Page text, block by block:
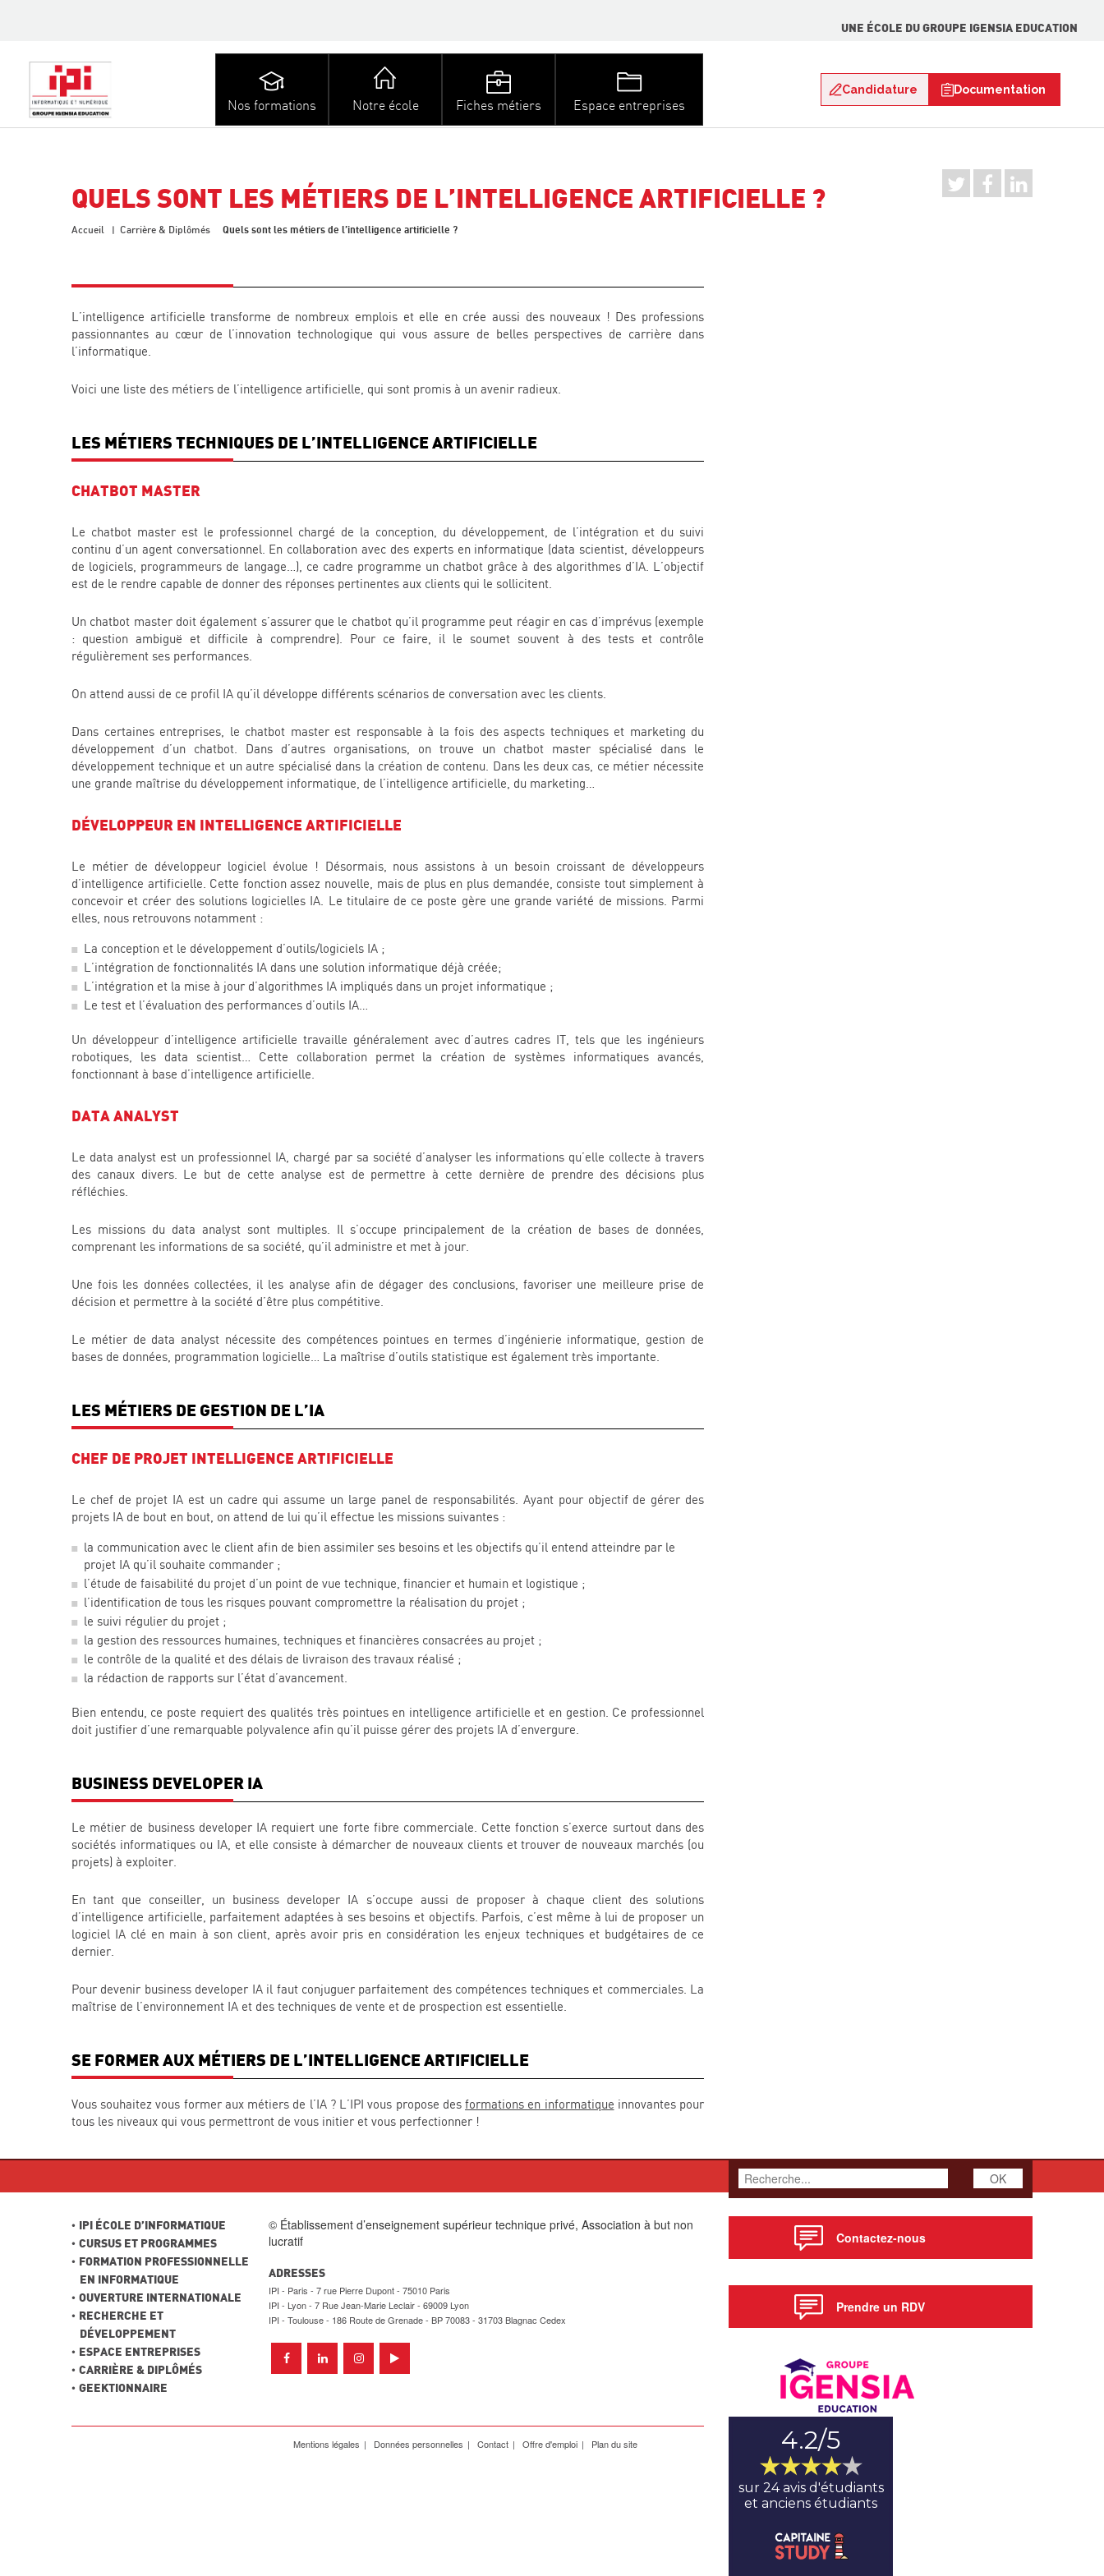
UNE ÉCOLE DU GROUPE IGENSIA EDUCATION
Nos formations Notre école Fiches métiers Espace entreprises
Candidature Documentation
QUELS SONT LES MÉTIERS DE L’INTELLIGENCE ARTIFICIELLE ?
Accueil Carrière & Diplômés Quels sont les métiers de l’intelligence artificielle ?
L’intelligence artificielle transforme de nombreux emplois et elle en crée aussi des nouveaux ! Des professions
passionnantes au cœur de l’innovation technologique qui vous assure de belles perspectives de carrière dans
l’informatique.
Voici une liste des métiers de l’intelligence artificielle, qui sont promis à un avenir radieux.
LES MÉTIERS TECHNIQUES DE L’INTELLIGENCE ARTIFICIELLE
CHATBOT MASTER
Le chatbot master est le professionnel chargé de la conception, du développement, de l’intégration et du suivi
continu d’un agent conversationnel. En collaboration avec des experts en informatique (data scientist, développeurs
de logiciels, programmeurs de langage…), ce cadre programme un chatbot grâce à des algorithmes d’IA. L’objectif
est de le rendre capable de donner des réponses pertinentes aux clients qui le sollicitent.
Un chatbot master doit également s’assurer que le chatbot qu’il programme peut réagir en cas d’imprévus (exemple
: question ambiguë et difficile à comprendre). Pour ce faire, il le soumet souvent à des tests et contrôle
régulièrement ses performances.
On attend aussi de ce profil IA qu’il développe différents scénarios de conversation avec les clients.
Dans certaines entreprises, le chatbot master est responsable à la fois des aspects techniques et marketing du
développement d’un chatbot. Dans d’autres organisations, on trouve un chatbot master spécialisé dans le
développement technique et un autre spécialisé dans la création de contenu. Dans les deux cas, ce métier nécessite
une grande maîtrise du développement informatique, de l’intelligence artificielle, du marketing…
DÉVELOPPEUR EN INTELLIGENCE ARTIFICIELLE
Le métier de développeur logiciel évolue ! Désormais, nous assistons à un besoin croissant de développeurs
d’intelligence artificielle. Cette fonction assez nouvelle, mais de plus en plus demandée, consiste tout simplement à
concevoir et créer des solutions logicielles IA. Le titulaire de ce poste gère une grande variété de missions. Parmi
elles, nous retrouvons notamment :
La conception et le développement d’outils/logiciels IA ;
L’intégration de fonctionnalités IA dans une solution informatique déjà créée;
L’intégration et la mise à jour d’algorithmes IA impliqués dans un projet informatique ;
Le test et l’évaluation des performances d’outils IA…
Un développeur d’intelligence artificielle travaille généralement avec d’autres cadres IT, tels que les ingénieurs
robotiques, les data scientist… Cette collaboration permet la création de systèmes informatiques avancés,
fonctionnant à base d’intelligence artificielle.
DATA ANALYST
Le data analyst est un professionnel IA, chargé par sa société d’analyser les informations qu’elle collecte à travers
des canaux divers. Le but de cette analyse est de permettre à cette dernière de prendre des décisions plus
réfléchies.
Les missions du data analyst sont multiples. Il s’occupe principalement de la création de bases de données,
comprenant les informations de sa société, qu’il administre et met à jour.
Une fois les données collectées, il les analyse afin de dégager des conclusions, favoriser une meilleure prise de
décision et permettre à la société d’être plus compétitive.
Le métier de data analyst nécessite des compétences pointues en termes d’ingénierie informatique, gestion de
bases de données, programmation logicielle… La maîtrise d’outils statistique est également très importante.
LES MÉTIERS DE GESTION DE L’IA
CHEF DE PROJET INTELLIGENCE ARTIFICIELLE
Le chef de projet IA est un cadre qui assume un large panel de responsabilités. Ayant pour objectif de gérer des
projets IA de bout en bout, on attend de lui qu’il effectue les missions suivantes :
la communication avec le client afin de bien assimiler ses besoins et les objectifs qu’il entend atteindre par le
projet IA qu’il souhaite commander ;
l’étude de faisabilité du projet d’un point de vue technique, financier et humain et logistique ;
l’identification de tous les risques pouvant compromettre la réalisation du projet ;
le suivi régulier du projet ;
la gestion des ressources humaines, techniques et financières consacrées au projet ;
le contrôle de la qualité et des délais de livraison des travaux réalisé ;
la rédaction de rapports sur l’état d’avancement.
Bien entendu, ce poste requiert des qualités très pointues en intelligence artificielle et en gestion. Ce professionnel
doit justifier d’une remarquable polyvalence afin qu’il puisse gérer des projets IA d’envergure.
BUSINESS DEVELOPER IA
Le métier de business developer IA requiert une forte fibre commerciale. Cette fonction s’exerce surtout dans des
sociétés informatiques ou IA, et elle consiste à démarcher de nouveaux clients et trouver de nouveaux marchés (ou
projets) à exploiter.
En tant que conseiller, un business developer IA s’occupe aussi de proposer à chaque client des solutions
d’intelligence artificielle, parfaitement adaptées à ses besoins et objectifs. Parfois, c’est même à lui de proposer un
logiciel IA clé en main à son client, après avoir pris en considération les enjeux techniques et budgétaires de ce
dernier.
Pour devenir business developer IA il faut conjuguer parfaitement des compétences techniques et commerciales. La
maîtrise de l’environnement IA et des techniques de vente et de prospection est essentielle.
SE FORMER AUX MÉTIERS DE L’INTELLIGENCE ARTIFICIELLE
Vous souhaitez vous former aux métiers de l’IA ? L’IPI vous propose desformations en informatique innovantes pour
tous les niveaux qui vous permettront de vous initier et vous perfectionner !
Contactez-nous
Prendre un RDV
IPI ÉCOLE D’INFORMATIQUE
CURSUS ET PROGRAMMES
FORMATION PROFESSIONNELLE
EN INFORMATIQUE
OUVERTURE INTERNATIONALE
RECHERCHE ET
DÉVELOPPEMENT
ESPACE ENTREPRISES
CARRIÈRE & DIPLÔMÉS
GEEKTIONNAIRE
© Établissement d’enseignement supérieur technique privé, Association à but non
lucratif
ADRESSES
Paris - 7 rue Pierre Dupont - 75010 Paris
Lyon - 7 Rue Jean-Marie Leclair - 69009 Lyon
Toulouse - 186 Route de Grenade - BP 70083 - 31703 Blagnac Cedex
Mentions légales Données personnelles Contact Offre d'emploi Plan du site